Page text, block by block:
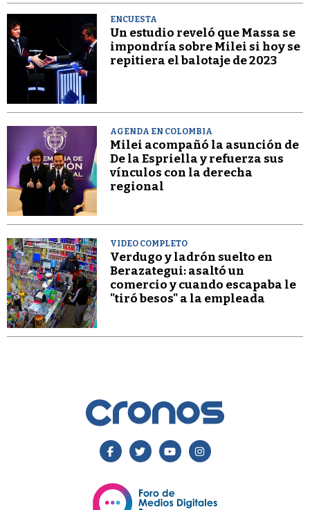
ENCUESTA
Un estudio reveló que Massa se
impondría sobre Milei si hoy se
repitiera el balotaje de 2023
AGENDA EN COLOMBIA
Milei acompañó la asunción de
De la Espriella y refuerza sus
vínculos con la derecha
regional
VIDEO COMPLETO
Verdugo y ladrón suelto en
Berazategui: asaltó un
comercio y cuando escapaba le
"tiró besos" a la empleada